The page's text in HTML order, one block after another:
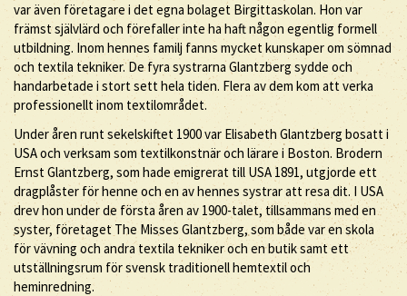
var även företagare i det egna bolaget Birgittaskolan. Hon var
främst självlärd och förefaller inte ha haft någon egentlig formell
utbildning. Inom hennes familj fanns mycket kunskaper om sömnad
och textila tekniker. De fyra systrarna Glantzberg sydde och
handarbetade i stort sett hela tiden. Flera av dem kom att verka
professionellt inom textilområdet.
Under åren runt sekelskiftet 1900 var Elisabeth Glantzberg bosatt i
USA och verksam som textilkonstnär och lärare i Boston. Brodern
Ernst Glantzberg, som hade emigrerat till USA 1891, utgjorde ett
dragplåster för henne och en av hennes systrar att resa dit. I USA
drev hon under de första åren av 1900-talet, tillsammans med en
syster, företaget The Misses Glantzberg, som både var en skola
för vävning och andra textila tekniker och en butik samt ett
utställningsrum för svensk traditionell hemtextil och
heminredning.